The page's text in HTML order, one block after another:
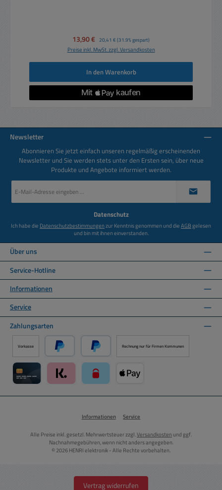
Verkaufspreis:
13,90 € Regulärer Preis:
20,41 € (31.9% gespart)
Preise inkl. MwSt. zzgl. Versandkosten
In den Warenkorb
Newsletter
Abonnieren Sie jetzt einfach unseren regelmäßig erscheinenden
Newsletter und Sie werden stets unter den Ersten sein, über neue
Produkte und Angebote informiert werden.
Mail-
Datenschutz
Ich habe die Datenschutzbestimmungenzur Kenntnis genommen und dieAGBgelesen
und bin mit ihnen einverstanden.
Über uns
Service-Hotline
Informationen
Service
Zahlungsarten
Vorkasse
PayPal Später Bezahlen über PayPal
Rechnung nur für Firmen Kommunen
Informationen Service
Alle Preise inkl. gesetzl. Mehrwertsteuer zzgl.Versandkosten und ggf.
Nachnahmegebühren, wenn nicht anders angegeben.
© 2026 HENRI elektronik - Alle Rechte vorbehalten.
Vertrag widerrufen